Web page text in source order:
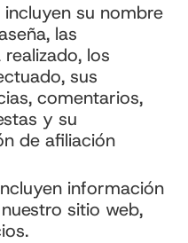
incluyen su nombre
las
los
sus
comentarios,
y su
de afiliación
información
sitio web,